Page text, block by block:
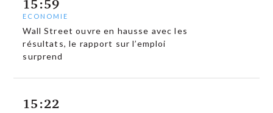
15:59
ECONOMIE
Wall Street ouvre en hausse avec les
résultats, le rapport sur l’emploi
surprend
15:22